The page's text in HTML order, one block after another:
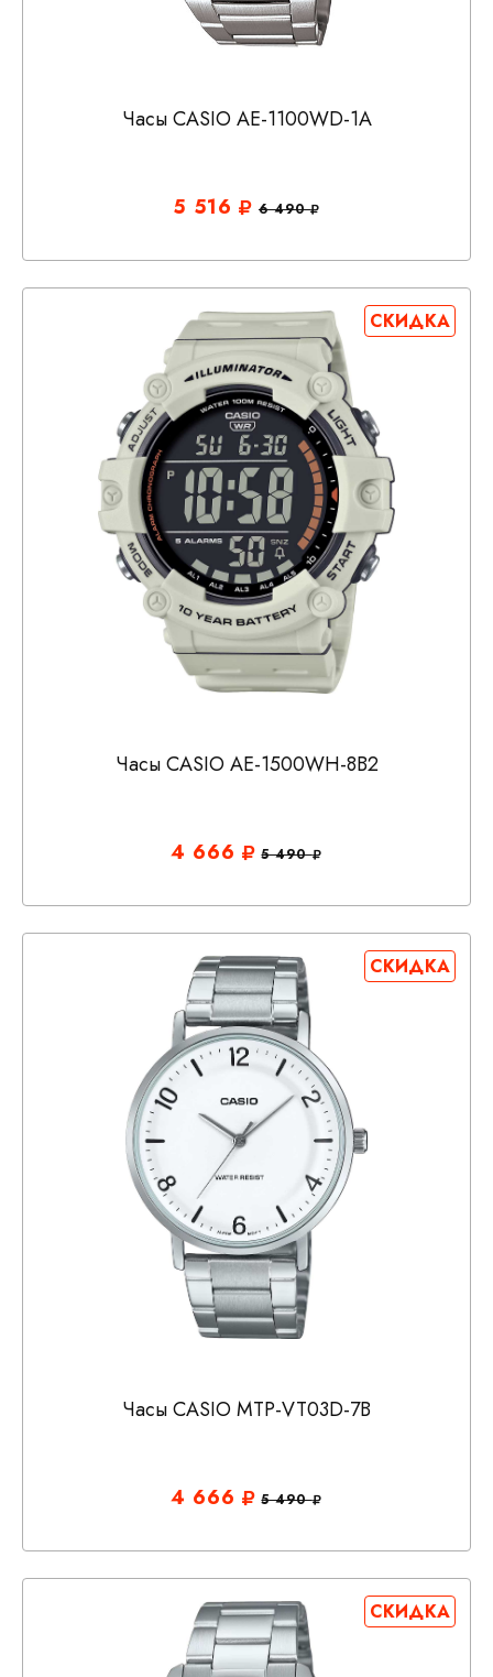
Часы CASIO AE-1100WD-1A
5 516 6 490
СКИДКА
Часы CASIO AE-1500WH-8B2
4 666 5 490
СКИДКА
Часы CASIO MTP-VT03D-7B
4 666 5 490
СКИДКА